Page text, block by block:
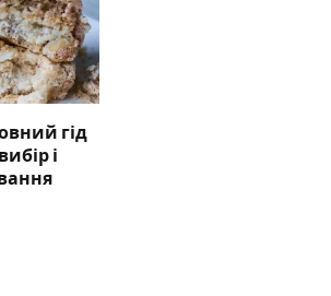
гід
і